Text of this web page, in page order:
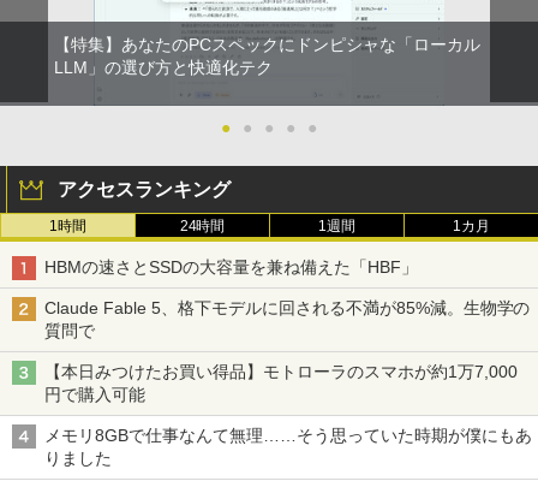
【特集】あなたのPCスペックにドンピシャな「ローカル
LLM」の選び方と快適化テク
● ● ● ● ●
アクセスランキング
1時間 24時間 1週間 1カ月
HBMの速さとSSDの大容量を兼ね備えた「HBF」
Claude Fable 5、格下モデルに回される不満が85%減。生物学の
質問で
【本日みつけたお買い得品】モトローラのスマホが約1万7,000
円で購入可能
メモリ8GBで仕事なんて無理……そう思っていた時期が僕にもあ
りました